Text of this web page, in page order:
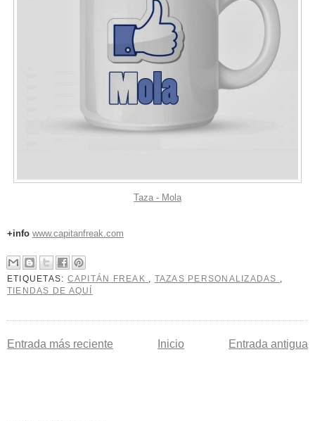
Taza - Mola
+info www.capitanfreak.com
ETIQUETAS: CAPITÁN FREAK TAZAS PERSONALIZADAS
TIENDAS DE AQUÍ
Entrada más reciente Entrada antigua
Inicio